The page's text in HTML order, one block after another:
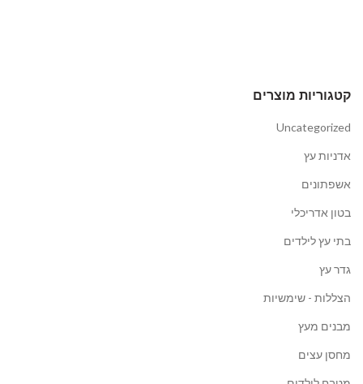
קטגוריות מוצרים
Uncategorized
אדניות עץ
אשפתונים
בטון אדריכלי
בתי עץ לילדים
גדר עץ
הצללות - שימשיות
מבנים מעץ
מחסן עצים